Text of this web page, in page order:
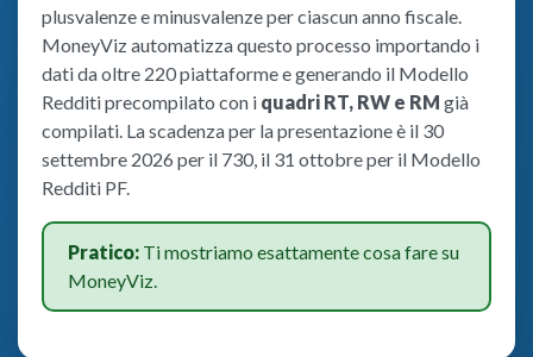
plusvalenze e minusvalenze per ciascun anno fiscale.
MoneyViz automatizza questo processo importando i
dati da oltre 220 piattaforme e generando il Modello
Redditi precompilato con i quadri RT, RW e RM già
compilati. La scadenza per la presentazione è il 30
settembre 2026 per il 730, il 31 ottobre per il Modello
Redditi PF.
Pratico: Ti mostriamo esattamente cosa fare su
MoneyViz.